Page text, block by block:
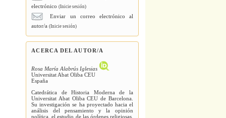
electrónico(Inicie sesión)
Enviar un correo electrónico al
autor/a(Inicie sesión)
ACERCA DEL AUTOR/A
Rosa María Alabrús Iglesias
Universitat Abat Oliba CEU
España
Catedrática de Historia Moderna de la
Universitat Abat Oliba CEU de Barcelona.
Su investigación se ha proyectado hacia el
análisis del pensamiento y la opinión
política, el estudio de las órdenes religiosas,